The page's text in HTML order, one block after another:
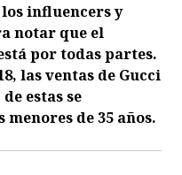
influencers y
notar que el
por todas partes.
las ventas de Gucci
estas se
de 35 años.